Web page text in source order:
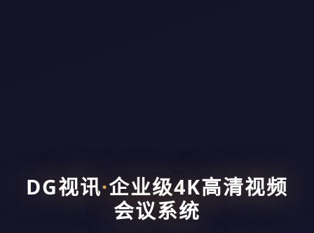
DG视讯·企业级4K高清视频
会议系统